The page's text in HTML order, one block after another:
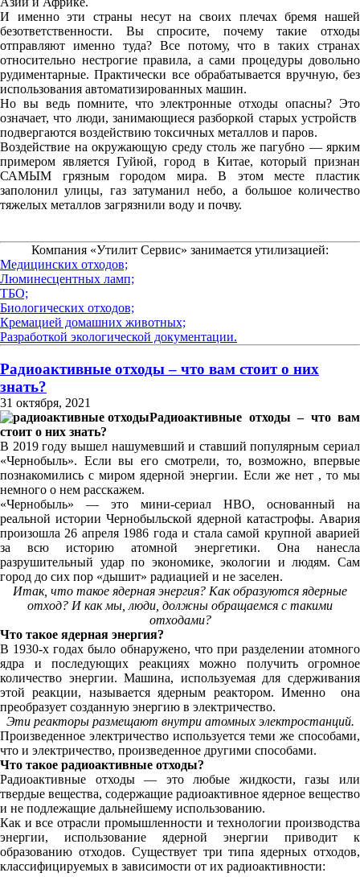
И именно эти страны несут на своих плечах бремя нашей
безответственности. Вы спросите, почему такие отходы
отправляют именно туда? Все потому, что в таких странах
относительно нестрогие правила, а сами процедуры довольно
рудиментарные. Практически все обрабатывается вручную, без
использования автоматизированных машин.
Но вы ведь помните, что электронные отходы опасны? Это
означает, что люди, занимающиеся разборкой старых устройств
подвергаются воздействию токсичных металлов и паров.
Воздействие на окружающую среду столь же пагубно — ярким
примером является Гуйюй, город в Китае, который признан
САМЫМ грязным городом мира. В этом месте пластик
заполонил улицы, газ затуманил небо, а большое количество
тяжелых металлов загрязнили воду и почву.
Компания «Утилит Сервис» занимается утилизацией:
Медицинских отходов;
Люминесцентных ламп;
ТБО;
Биологических отходов;
Кремацией домашних животных;
Разработкой экологической документации.
Радиоактивные отходы – что вам стоит о них
знать?
31 октября, 2021
Радиоактивные отходы – что вам
стоит о них знать?
В 2019 году вышел нашумевший и ставший популярным сериал
«Чернобыль». Если вы его смотрели, то, возможно, впервые
познакомились с миром ядерной энергии. Если же нет , то мы
немного о нем расскажем.
«Чернобыль» — это мини-сериал HBO, основанный на
реальной истории Чернобыльской ядерной катастрофы. Авария
произошла 26 апреля 1986 года и стала самой крупной аварией
за всю историю атомной энергетики. Она нанесла
разрушительный удар по экономике, экологии и людям. Сам
город до сих пор «дышит» радиацией и не заселен.
Итак, что такое ядерная энергия? Как образуются ядерные
отход? И как мы, люди, должны обращаемся с такими
отходами?
Что такое ядерная энергия?
В 1930-х годах было обнаружено, что при разделении атомного
ядра и последующих реакциях можно получить огромное
количество энергии. Машина, используемая для сдерживания
этой реакции, называется ядерным реактором. Именно она
преобразует созданную энергию в электричество.
Эти реакторы размещают внутри атомных электростанций.
Произведенное электричество используется теми же способами,
что и электричество, произведенное другими способами.
Что такое радиоактивные отходы?
Радиоактивные отходы — это любые жидкости, газы или
твердые вещества, содержащие радиоактивное ядерное вещество
и не подлежащие дальнейшему использованию.
Как и все отрасли промышленности и технологии производства
энергии, использование ядерной энергии приводит к
образованию отходов. Существует три типа ядерных отходов,
классифицируемых в зависимости от их радиоактивности: